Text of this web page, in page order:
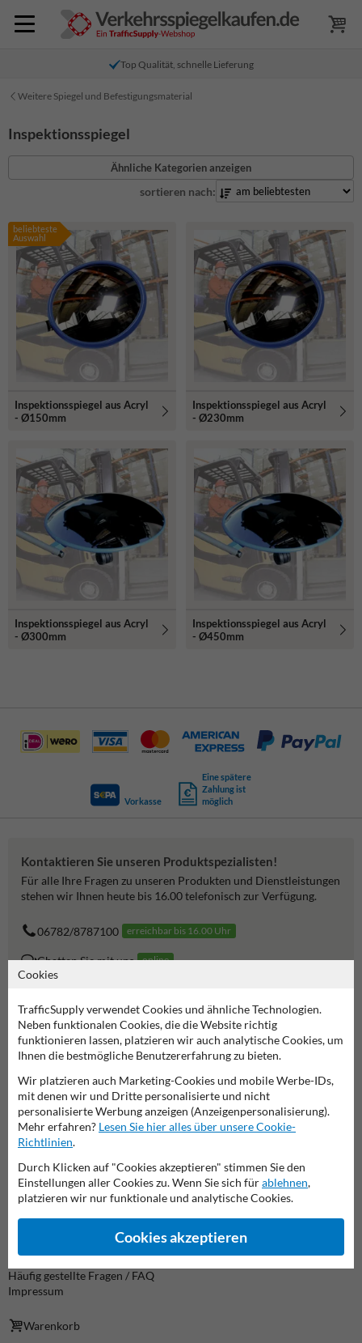
Top Qualität, schnelle Lieferung
Weitere Spiegel und Befestigungsmaterial
Inspektionsspiegel
Ähnliche Kategorien anzeigen
sortieren nach:
beliebteste
Auswahl
Inspektionsspiegel aus Acryl
- Ø150mm
Inspektionsspiegel aus Acryl
- Ø230mm
Inspektionsspiegel aus Acryl
- Ø300mm
Inspektionsspiegel aus Acryl
- Ø450mm
Vorkasse
Eine spätere
Zahlung ist
möglich
Kontaktieren Sie unseren Produktspezialisten!
Für alle Ihre Fragen zu unseren Produkten und Dienstleistungen
stehen wir Ihnen heute bis 16.00 telefonisch zur Verfügung.
06782/8787100 erreichbar bis 16.00 Uhr
Chatten Sie mit uns online
alle Kontaktdaten
Informationen
Produkt zurücksenden
Cookie / Datenschutz
Haftungsausschluss
Inhaltsverzeichnis
Allgemeine Geschäftsbedingungen
Lieferzeiten
Häufig gestellte Fragen / FAQ
Impressum
Warenkorb
Cookies
TrafficSupply verwendet Cookies und ähnliche Technologien.
Neben funktionalen Cookies, die die Website richtig
funktionieren lassen, platzieren wir auch analytische Cookies, um
Ihnen die bestmögliche Benutzererfahrung zu bieten.
Wir platzieren auch Marketing-Cookies und mobile Werbe-IDs,
mit denen wir und Dritte personalisierte und nicht
personalisierte Werbung anzeigen (Anzeigenpersonalisierung).
Mehr erfahren? Lesen Sie hier alles über unsere Cookie-
Richtlinien.
Durch Klicken auf "Cookies akzeptieren" stimmen Sie den
Einstellungen aller Cookies zu. Wenn Sie sich fürablehnen,
platzieren wir nur funktionale und analytische Cookies.
Cookies akzeptieren